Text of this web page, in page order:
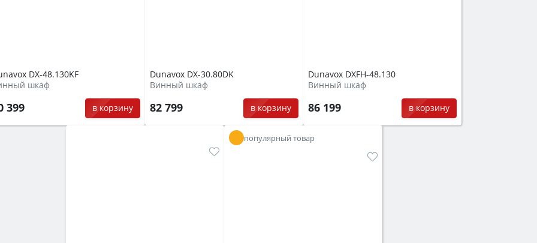
DX-48.130KF
шкаф
399 в корзину
Dunavox DX-30.80DK
Винный шкаф
82 799 в корзину
Dunavox DXFH-48.130
Винный шкаф
86 199 в корзину
популярный товар